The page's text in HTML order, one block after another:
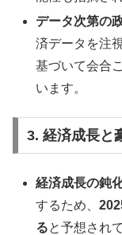
データ次第の
済データを注
基づいて会合
います。
3. 経済成長と
経済成長の鈍
するため、
ると予想され